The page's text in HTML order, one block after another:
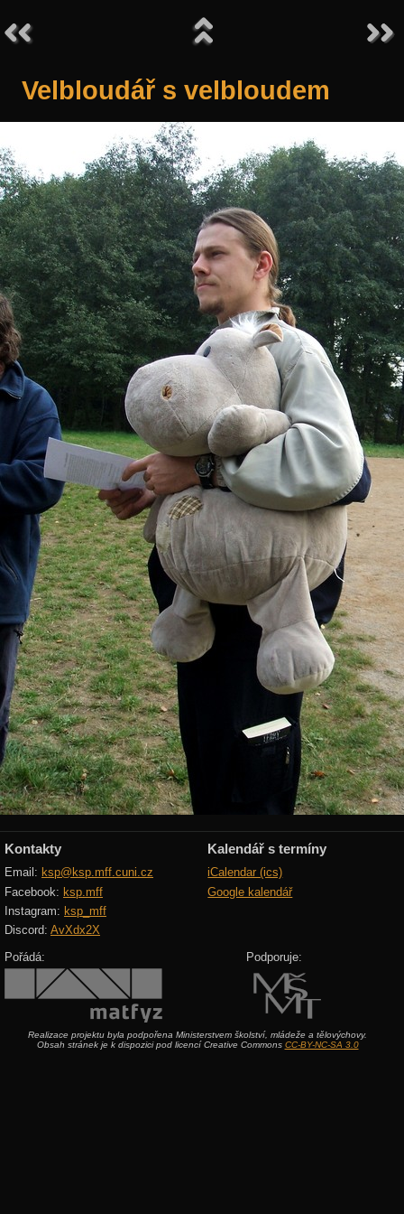
Velbloudář s velbloudem
Kontakty
Email: ksp@ksp.mff.cuni.cz
Facebook: ksp.mff
Instagram: ksp_mff
Discord: AvXdx2X
Kalendář s termíny
iCalendar (ics)
Google kalendář
Pořádá: Podporuje:
Realizace projektu byla podpořena Ministerstvem školství, mládeže a tělovýchovy.
Obsah stránek je k dispozici pod licencí Creative Commons CC-BY-NC-SA 3.0